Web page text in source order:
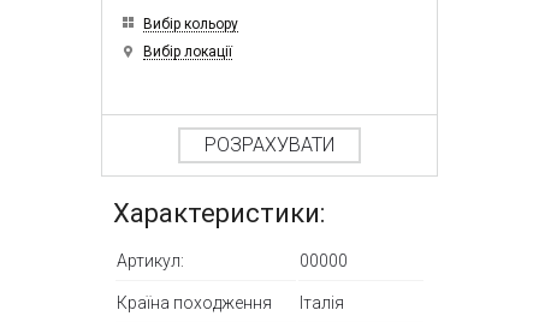
Вибір кольору
Вибір локації
РОЗРАХУВАТИ
Характеристики:
Артикул: 00000
Країна походження Італія